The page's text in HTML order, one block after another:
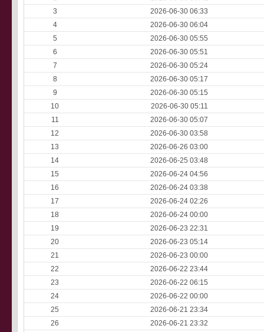
3
2026-06-30 06:33
4
2026-06-30 06:04
5
2026-06-30 05:55
6
2026-06-30 05:51
7
2026-06-30 05:24
8
2026-06-30 05:17
9
2026-06-30 05:15
10
2026-06-30 05:11
11
2026-06-30 05:07
12
2026-06-30 03:58
13
2026-06-26 03:00
14
2026-06-25 03:48
15
2026-06-24 04:56
16
2026-06-24 03:38
17
2026-06-24 02:26
18
2026-06-24 00:00
19
2026-06-23 22:31
20
2026-06-23 05:14
21
2026-06-23 00:00
22
2026-06-22 23:44
23
2026-06-22 06:15
24
2026-06-22 00:00
25
2026-06-21 23:34
26
2026-06-21 23:32